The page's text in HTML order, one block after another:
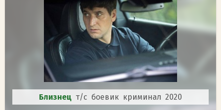
Близнец т/с боевик криминал 2020